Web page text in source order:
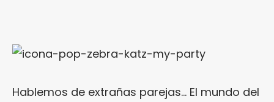
Hablemos de extrañas parejas… El mundo del